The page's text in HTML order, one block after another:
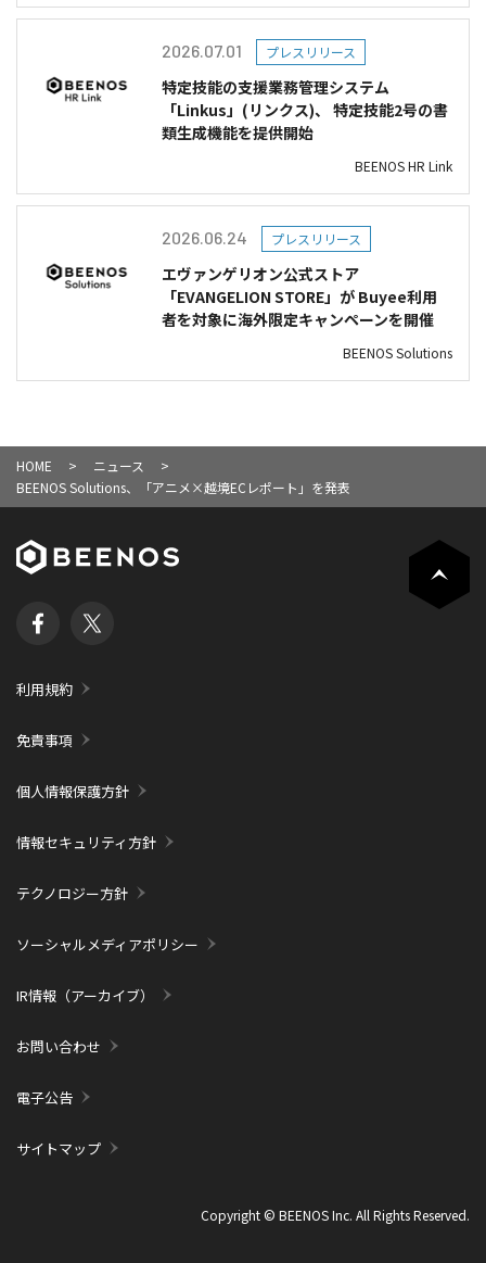
2026.07.01 プレスリリース
特定技能の支援業務管理システム
「Linkus」(リンクス)、 特定技能2号の書
類生成機能を提供開始
BEENOS HR Link
2026.06.24 プレスリリース
エヴァンゲリオン公式ストア
「EVANGELION STORE」が Buyee利用
者を対象に海外限定キャンペーンを開催
BEENOS Solutions
HOME
ニュース
BEENOS Solutions、「アニメ×越境ECレポート」を発表
利用規約
免責事項
個人情報保護方針
情報セキュリティ方針
テクノロジー方針
ソーシャルメディアポリシー
IR情報（アーカイブ）
お問い合わせ
電子公告
サイトマップ
Copyright © BEENOS Inc. All Rights Reserved.